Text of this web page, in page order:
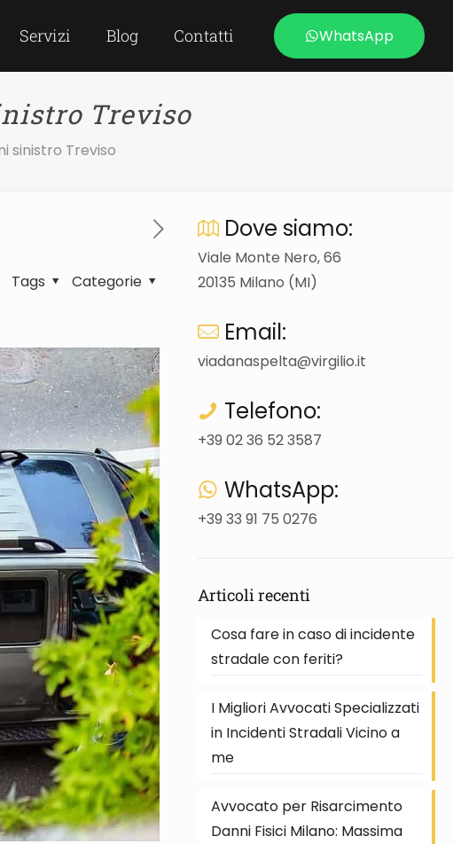
Servizi Blog Contatti WhatsApp
Treviso
sinistro Treviso
Categorie
Tags
Dove siamo:
Viale Monte Nero, 66
20135 Milano (MI)
Email:
viadanaspelta@virgilio.it
Telefono:
+39 02 36 52 3587
WhatsApp:
+39 33 91 75 0276
Articoli recenti
Cosa fare in caso di incidente
stradale con feriti?
I Migliori Avvocati Specializzati
in Incidenti Stradali Vicino a
me
Avvocato per Risarcimento
Danni Fisici Milano: Massima